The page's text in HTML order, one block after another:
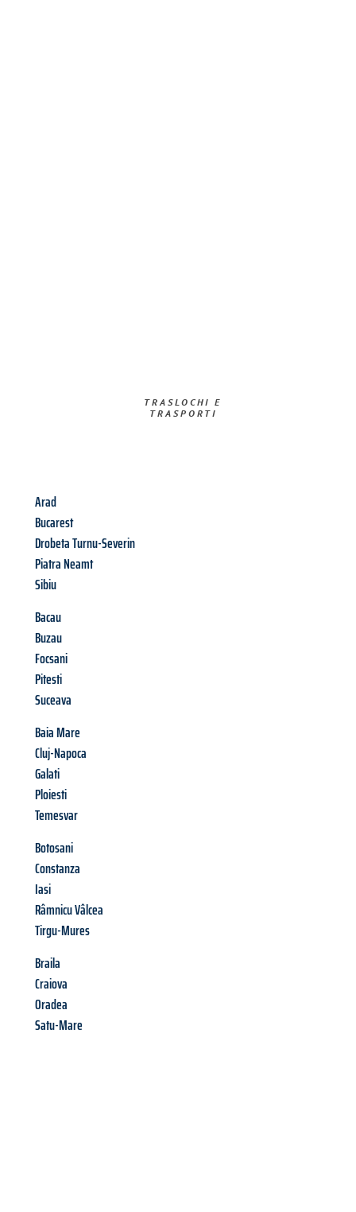
TRASLOCHI E
TRASPORTI​
Arad
Bucarest
Drobeta Turnu-Severin
Piatra Neamt
Sibiu
Bacau
Buzau
Focsani
Pitesti
Suceava
Baia Mare
Cluj-Napoca
Galati
Ploiesti
Temesvar
Botosani
Constanza
Iasi
Râmnicu Vâlcea
Tirgu-Mures
Braila
Craiova
Oradea
Satu-Mare